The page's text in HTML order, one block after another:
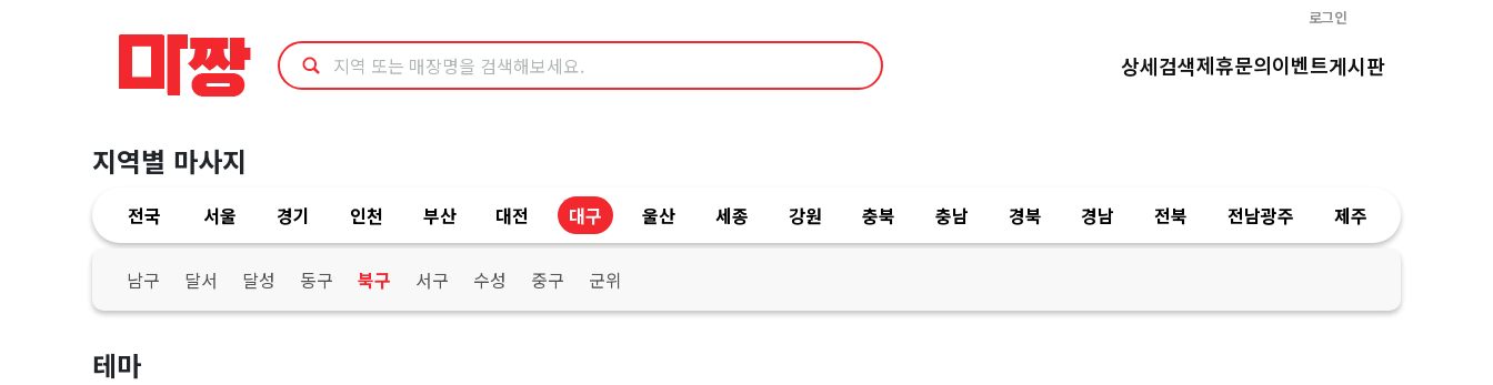
로그인
상세검색제휴문의이벤트게시판
지역별 마사지
전국 서울 경기 인천 부산 대전 대구 울산 세종 강원 충북 충남 경북 경남 전북 전남광주 제주
남구 달서 달성 동구 북구 서구 수성 중구 군위
테마